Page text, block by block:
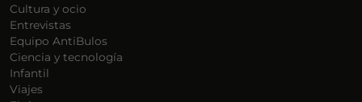
Cultura y ocio
Entrevistas
Equipo AntiBulos
Ciencia y tecnología
Infantil
Viajes